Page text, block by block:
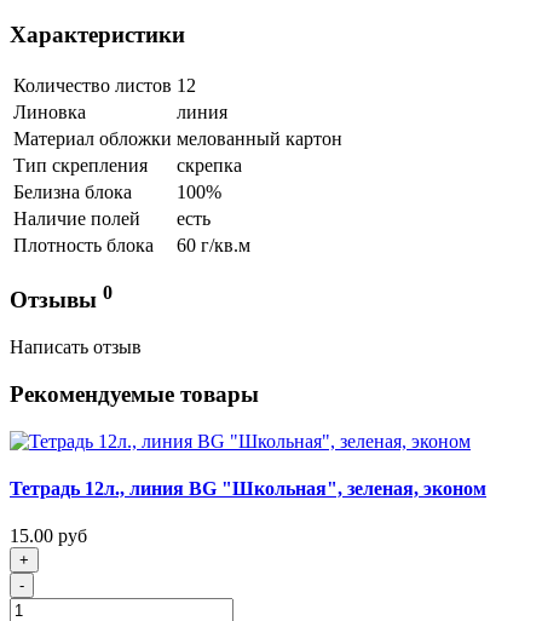
Характеристики
Количество листов 12
Линовка
линия
Материал обложки мелованный картон
Тип скрепления
скрепка
Белизна блока
100%
Наличие полей
есть
Плотность блока
60 г/кв.м
Отзывы 0
Написать отзыв
Рекомендуемые товары
Тетрадь 12л., линия BG "Школьная", зеленая, эконом
15.00 руб
+
-